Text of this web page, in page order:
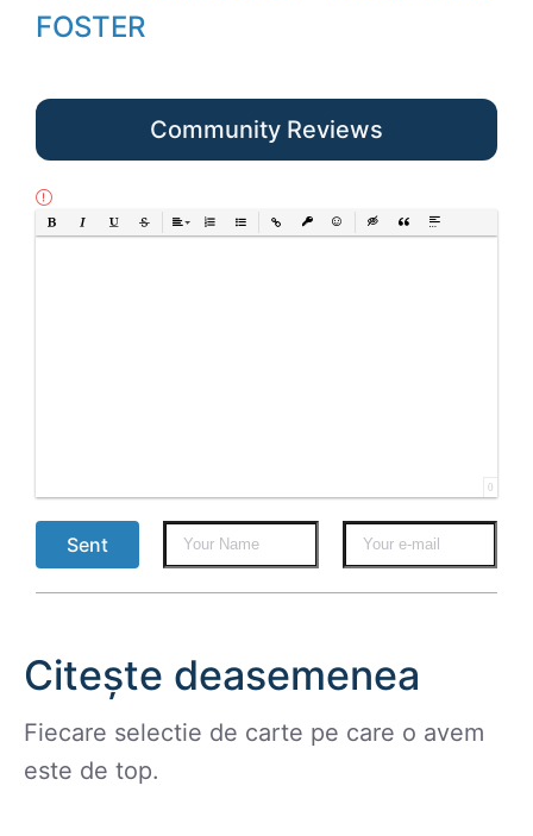
FOSTER
Community Reviews
Bold Italic UnderlineStrikethrough
AlignOrdered List
Unordered List
Insert LinkInsert protected link
EmoticonsInsert hidden text
Insert Quote
Insert spoiler
0
Sent
Citește deasemenea
Fiecare selectie de carte pe care o avem
este de top.